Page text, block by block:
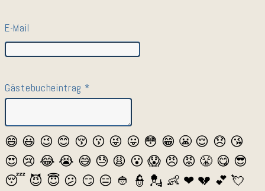
E-Mail
Gästebucheintrag *
😄 😃 😉 😊 😚 😗 😜 😛 😳 😁 😬 😌 😞 😘
😍 😢 😂 😭 😅 😓 😩 😮 😱 😠 😡 😤 😋 😎
😴 😈 😇 😕 😏 😑 👲 👮 💂 👶 ❤ 💔 💕 💘